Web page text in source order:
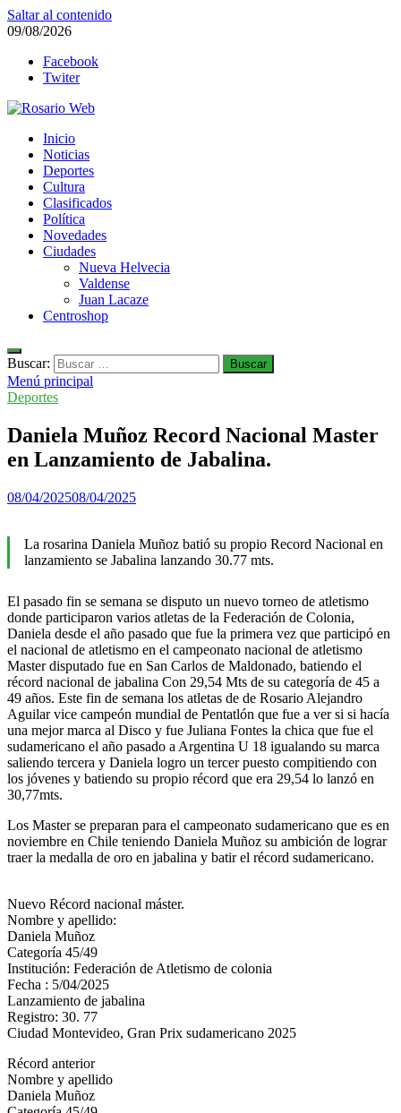
Saltar al contenido
09/08/2026
Facebook
Twiter
Rosario Web
Todas la noticias de Rosario y la zona
Inicio
Noticias
Deportes
Cultura
Clasificados
Política
Novedades
Ciudades
Nueva Helvecia
Valdense
Juan Lacaze
Centroshop
Buscar:
Menú principal
Deportes
Daniela Muñoz Record Nacional Master
en Lanzamiento de Jabalina.
08/04/202508/04/2025
La rosarina Daniela Muñoz batió su propio Record Nacional en
lanzamiento se Jabalina lanzando 30.77 mts.
El pasado fin se semana se disputo un nuevo torneo de atletismo
donde participaron varios atletas de la Federación de Colonia,
Daniela desde el año pasado que fue la primera vez que participó en
el nacional de atletismo en el campeonato nacional de atletismo
Master disputado fue en San Carlos de Maldonado, batiendo el
récord nacional de jabalina Con 29,54 Mts de su categoría de 45 a
49 años. Este fin de semana los atletas de de Rosario Alejandro
Aguilar vice campeón mundial de Pentatlón que fue a ver si si hacía
una mejor marca al Disco y fue Juliana Fontes la chica que fue el
sudamericano el año pasado a Argentina U 18 igualando su marca
saliendo tercera y Daniela logro un tercer puesto compitiendo con
los jóvenes y batiendo su propio récord que era 29,54 lo lanzó en
30,77mts.
Los Master se preparan para el campeonato sudamericano que es en
noviembre en Chile teniendo Daniela Muñoz su ambición de lograr
traer la medalla de oro en jabalina y batir el récord sudamericano.
Nuevo Récord nacional máster.
Nombre y apellido:
Daniela Muñoz
Categoría 45/49
Institución: Federación de Atletismo de colonia
Fecha : 5/04/2025
Lanzamiento de jabalina
Registro: 30. 77
Ciudad Montevideo, Gran Prix sudamericano 2025
Récord anterior
Nombre y apellido
Daniela Muñoz